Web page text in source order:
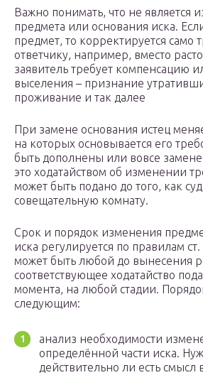
Важно понимать, что не является
предмета или основания иска.
предмет, то корректируется само
ответчику, например, вместо
заявитель требует компенсацию
выселения – признание
проживание и так далее
При замене основания истец
на которых основывается его
быть дополнены или вовсе
это ходатайством об изменении
может быть подано до того, как
совещательную комнату.
Срок и порядок изменения
иска регулируется по правилам
может быть любой до вынесения
соответствующее ходатайство
момента, на любой стадии.
следующим:
анализ необходимости
определённой части иска.
действительно ли есть